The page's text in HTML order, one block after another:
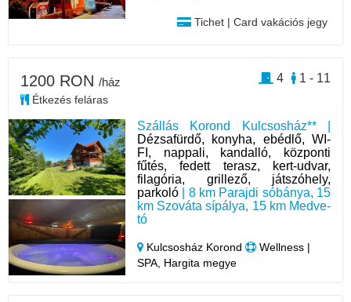
Tichet | Card vakációs jegy
Szállás Korond Kulcsosház** |
Dézsafürdő, konyha, ebédlő, WI-
FI, nappali, kandalló, központi
fűtés, fedett terasz, kert-udvar,
filagória, grillező, játszóhely,
parkoló | 8 km Parajdi sóbánya, 15
km Szováta sípálya, 15 km Medve-
tó
Kulcsosház Korond
Wellness |
SPA, Hargita megye
1200 RON /ház
Étkezés feláras
1 - 11
4